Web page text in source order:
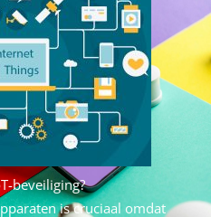
beveiliging?
is cruciaal omdat